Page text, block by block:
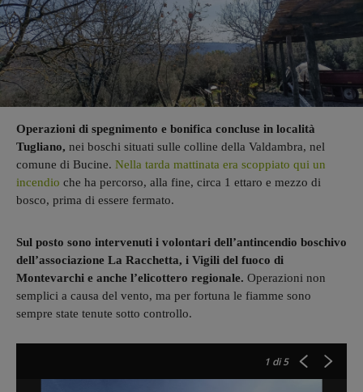
Operazioni di spegnimento e bonifica concluse in località
Tugliano, nei boschi situati sulle colline della Valdambra, nel
comune di Bucine. Nella tarda mattinata era scoppiato qui un
incendio che ha percorso, alla fine, circa 1 ettaro e mezzo di
bosco, prima di essere fermato.
Sul posto sono intervenuti i volontari dell’antincendio boschivo
dell’associazione La Racchetta, i Vigili del fuoco di
Montevarchi e anche l’elicottero regionale. Operazioni non
semplici a causa del vento, ma per fortuna le fiamme sono
sempre state tenute sotto controllo.
1 di 5